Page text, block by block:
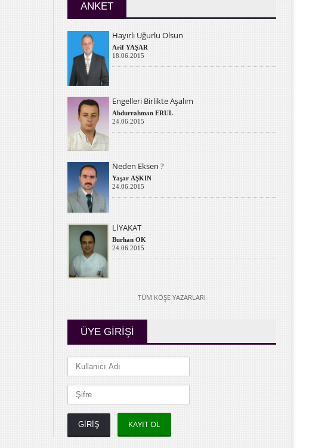
ANKET
Hayırlı Uğurlu Olsun
Arif YAŞAR
18.06.2015
Engelleri Birlikte Aşalım
Abdurrahman ERUL
24.06.2015
Neden Eksen ?
Yaşar AŞKIN
24.06.2015
LİYAKAT
Burhan OK
24.06.2015
TÜM KÖŞE YAZARLARI
ÜYE GİRİŞİ
KAYIT OL